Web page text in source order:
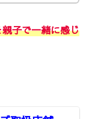
子で一緒に感じ